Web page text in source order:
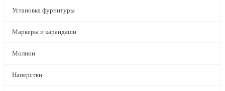
Установка фурнитуры
Маркеры и карандаши
Молнии
Наперстки